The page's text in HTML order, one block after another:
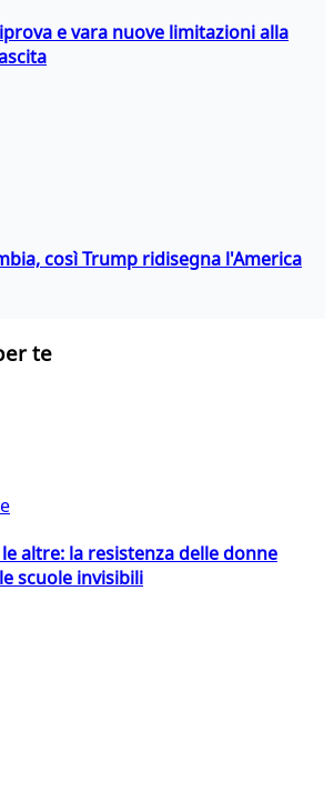
e vara nuove limitazioni alla
così Trump ridisegna l'America
te
altre: la resistenza delle donne
scuole invisibili